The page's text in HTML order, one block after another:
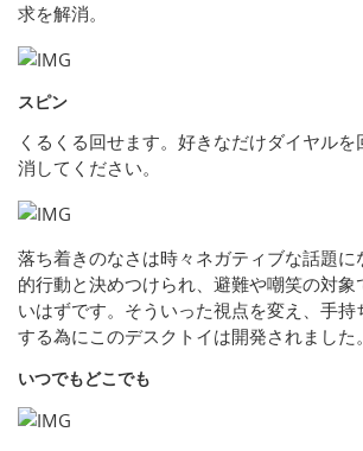
求を解消。
スピン
くるくる回せます。好きなだけダイヤル
消してください。
落ち着きのなさは時々ネガティブな話題に
的行動と決めつけられ、避難や嘲笑の対象
いはずです。そういった視点を変え、手持
する為にこのデスクトイは開発されました。
いつでもどこでも